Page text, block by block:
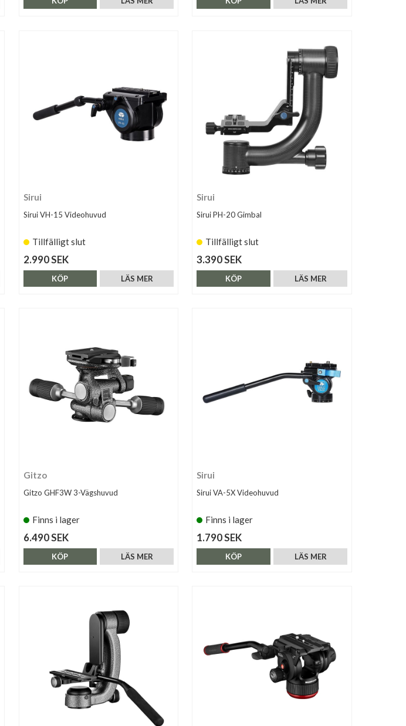
Sirui
Sirui VH-15 Videohuvud
Tillfälligt slut
2.990 SEK
LÄS MER
KÖP
Sirui
Sirui PH-20 Gimbal
Tillfälligt slut
3.390 SEK
LÄS MER
KÖP
Gitzo
Gitzo GHF3W 3-Vägshuvud
Finns i lager
6.490 SEK
LÄS MER
KÖP
Sirui
Sirui VA-5X Videohuvud
Finns i lager
1.790 SEK
LÄS MER
KÖP